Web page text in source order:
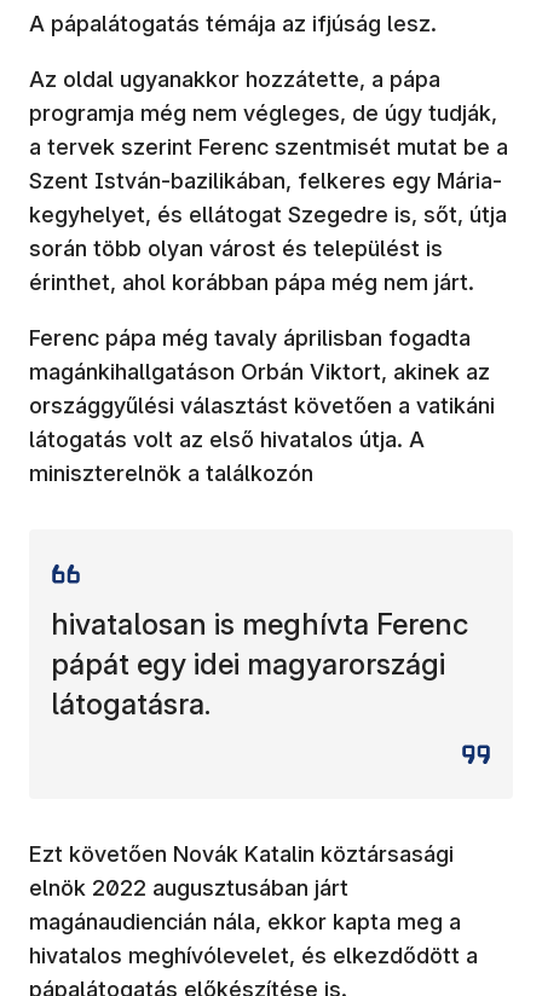
A pápalátogatás témája az ifjúság lesz.
Az oldal ugyanakkor hozzátette, a pápa
programja még nem végleges, de úgy tudják,
a tervek szerint Ferenc szentmisét mutat be a
Szent István-bazilikában, felkeres egy Mária-
kegyhelyet, és ellátogat Szegedre is, sőt, útja
során több olyan várost és települést is
érinthet, ahol korábban pápa még nem járt.
Ferenc pápa még tavaly áprilisban fogadta
magánkihallgatáson Orbán Viktort, akinek az
országgyűlési választást követően a vatikáni
látogatás volt az első hivatalos útja. A
miniszterelnök a találkozón
hivatalosan is meghívta Ferenc
pápát egy idei magyarországi
látogatásra.
Ezt követően Novák Katalin köztársasági
elnök 2022 augusztusában járt
magánaudiencián nála, ekkor kapta meg a
hivatalos meghívólevelet, és elkezdődött a
pápalátogatás előkészítése is.